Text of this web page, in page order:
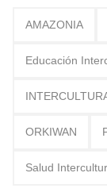
AMAZONIA
Educación
ORKIWAN
Salud